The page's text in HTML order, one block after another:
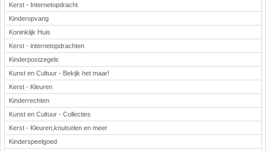
Kerst - Internetopdracht
Kinderopvang
Koninklijk Huis
Kerst - internetopdrachten
Kinderpostzegels
Kunst en Cultuur - Bekijk het maar!
Kerst - Kleuren
Kinderrechten
Kunst en Cultuur - Collecties
Kerst - Kleuren,knutselen en meer
Kinderspeelgoed